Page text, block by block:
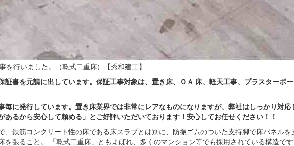
証書を元請に出しています。保証工事対象は、置き床、ＯＡ 床、軽天工事、プラスターボ
毎に発行しています。置き床業界では非常にレアなものになりますが、弊社はしっかり対応
あるから安心して頼める」とご好評いただいております！安心してお任せください！！
、鉄筋コンクリート性の床である床スラブとは別に、防振ゴムのついた支持脚で床パネルを
を張ること。 「乾式二重床」ともよばれ、多くのマンション等でも採用されている構造です